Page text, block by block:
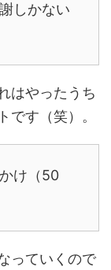
しかない
はやったうち
です（笑）。
け（50
っていくので